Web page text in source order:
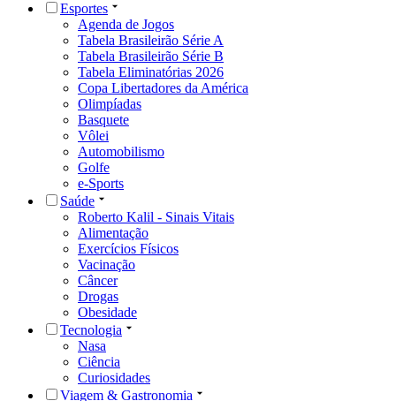
Esportes
Agenda de Jogos
Tabela Brasileirão Série A
Tabela Brasileirão Série B
Tabela Eliminatórias 2026
Copa Libertadores da América
Olimpíadas
Basquete
Vôlei
Automobilismo
Golfe
e-Sports
Saúde
Roberto Kalil - Sinais Vitais
Alimentação
Exercícios Físicos
Vacinação
Câncer
Drogas
Obesidade
Tecnologia
Nasa
Ciência
Curiosidades
Viagem & Gastronomia